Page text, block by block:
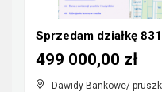
Sprzedam działkę
Dawidy Bankowe/
499 000,00 zł